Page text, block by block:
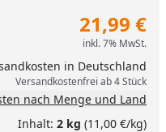
21,99 €
inkl. 7% MwSt.
in Deutschland
Versandkostenfrei ab 4 Stück
nach Menge und Land
Inhalt: 2 kg (11,00 €/kg)